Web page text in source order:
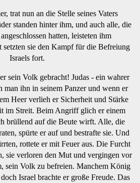
trat nun an die Stelle seines Vaters
standen hinter ihm, und auch alle, die
hatten, leisteten ihm
setzten sie den Kampf für die Befreiung
Israels fort.
sein Volk gebracht! Judas - ein wahrer
man ihn in seinem Panzer und wenn er
Heer verlieh er Sicherheit und Stärke
im Streit. Beim Angriff glich er einem
brüllend auf die Beute wirft. Alle, die
spürte er auf und bestrafte sie. Und
rottete er mit Feuer aus. Die Furcht
sie verloren den Mut und vergingen vor
sein Volk zu befreien. Manchem König
Israel brachte er große Freude. Das